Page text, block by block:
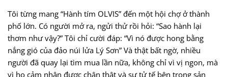
Tôi từng mang “Hành tím OLVIS” đến một hội chợ ở thành
phố lớn. Có người mở ra, ngửi thử rồi hỏi: “Sao hành lại
thơm như vậy?” Tôi chỉ cười đáp: “Vì nó được hong bằng
nắng gió của đảo núi lửa Lý Sơn” Và thật bất ngờ, nhiều
người đã quay lại tìm mua lần nữa, không chỉ vì vị ngon, mà
vì họ cảm nhận được chân thật và sự tử tế bên trong sản